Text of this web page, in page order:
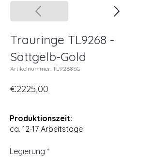
Trauringe TL9268 -
Sattgelb-Gold
Artikelnummer: TL9268SG
€2225,00
Produktionszeit:
ca. 12-17 Arbeitstage
Legierung